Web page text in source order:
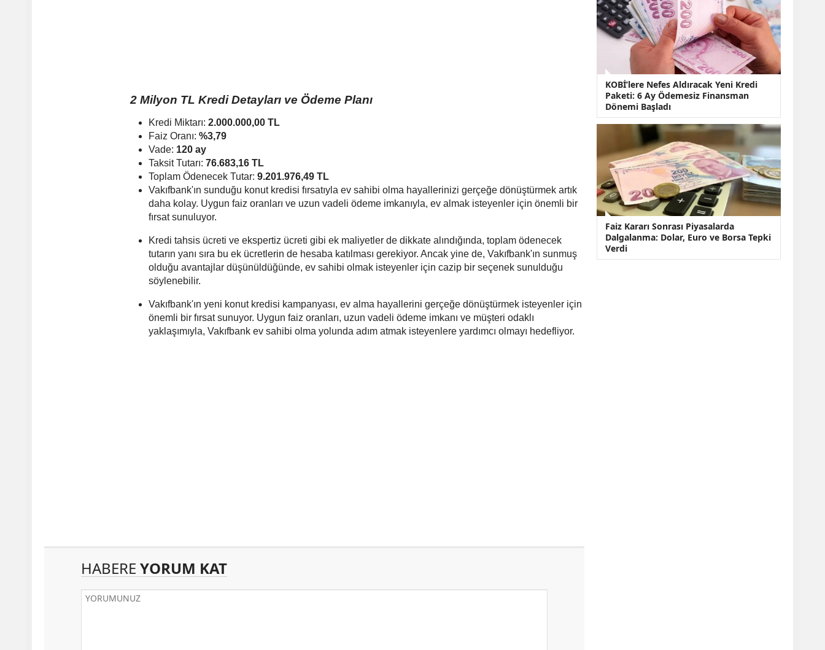
2 Milyon TL Kredi Detayları ve Ödeme Planı
Kredi Miktarı: 2.000.000,00 TL
Faiz Oranı: %3,79
Vade: 120 ay
Taksit Tutarı: 76.683,16 TL
Toplam Ödenecek Tutar: 9.201.976,49 TL
Vakıfbank'ın sunduğu konut kredisi fırsatıyla ev sahibi olma hayallerinizi gerçeğe dönüştürmek artık
daha kolay. Uygun faiz oranları ve uzun vadeli ödeme imkanıyla, ev almak isteyenler için önemli bir
fırsat sunuluyor.
Kredi tahsis ücreti ve ekspertiz ücreti gibi ek maliyetler de dikkate alındığında, toplam ödenecek
tutarın yanı sıra bu ek ücretlerin de hesaba katılması gerekiyor. Ancak yine de, Vakıfbank'ın sunmuş
olduğu avantajlar düşünüldüğünde, ev sahibi olmak isteyenler için cazip bir seçenek sunulduğu
söylenebilir.
Vakıfbank'ın yeni konut kredisi kampanyası, ev alma hayallerini gerçeğe dönüştürmek isteyenler için
önemli bir fırsat sunuyor. Uygun faiz oranları, uzun vadeli ödeme imkanı ve müşteri odaklı
yaklaşımıyla, Vakıfbank ev sahibi olma yolunda adım atmak isteyenlere yardımcı olmayı hedefliyor.
HABERE YORUM KAT
KOBİ’lere Nefes Aldıracak Yeni Kredi
Paketi: 6 Ay Ödemesiz Finansman
Dönemi Başladı
Faiz Kararı Sonrası Piyasalarda
Dalgalanma: Dolar, Euro ve Borsa Tepki
Verdi